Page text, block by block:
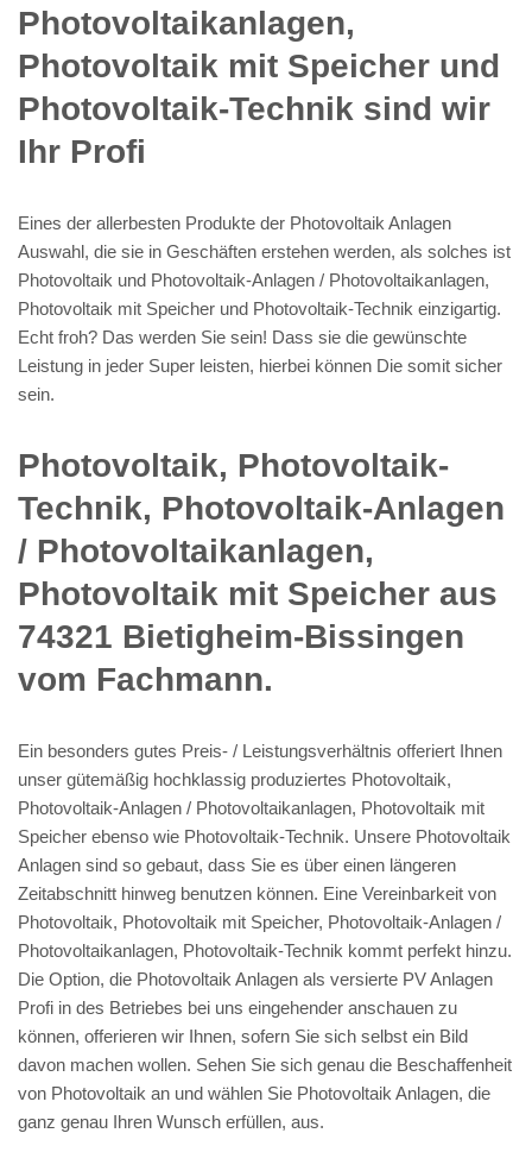
Photovoltaikanlagen,
Photovoltaik mit Speicher und
Photovoltaik-Technik sind wir
Ihr Profi
Eines der allerbesten Produkte der Photovoltaik Anlagen
Auswahl, die sie in Geschäften erstehen werden, als solches ist
Photovoltaik und Photovoltaik-Anlagen / Photovoltaikanlagen,
Photovoltaik mit Speicher und Photovoltaik-Technik einzigartig.
Echt froh? Das werden Sie sein! Dass sie die gewünschte
Leistung in jeder Super leisten, hierbei können Die somit sicher
sein.
Photovoltaik, Photovoltaik-
Technik, Photovoltaik-Anlagen
/ Photovoltaikanlagen,
Photovoltaik mit Speicher aus
74321 Bietigheim-Bissingen
vom Fachmann.
Ein besonders gutes Preis- / Leistungsverhältnis offeriert Ihnen
unser gütemäßig hochklassig produziertes Photovoltaik,
Photovoltaik-Anlagen / Photovoltaikanlagen, Photovoltaik mit
Speicher ebenso wie Photovoltaik-Technik. Unsere Photovoltaik
Anlagen sind so gebaut, dass Sie es über einen längeren
Zeitabschnitt hinweg benutzen können. Eine Vereinbarkeit von
Photovoltaik, Photovoltaik mit Speicher, Photovoltaik-Anlagen /
Photovoltaikanlagen, Photovoltaik-Technik kommt perfekt hinzu.
Die Option, die Photovoltaik Anlagen als versierte PV Anlagen
Profi in des Betriebes bei uns eingehender anschauen zu
können, offerieren wir Ihnen, sofern Sie sich selbst ein Bild
davon machen wollen. Sehen Sie sich genau die Beschaffenheit
von Photovoltaik an und wählen Sie Photovoltaik Anlagen, die
ganz genau Ihren Wunsch erfüllen, aus.